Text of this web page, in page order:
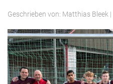
Geschrieben von: Matthias Bleek |